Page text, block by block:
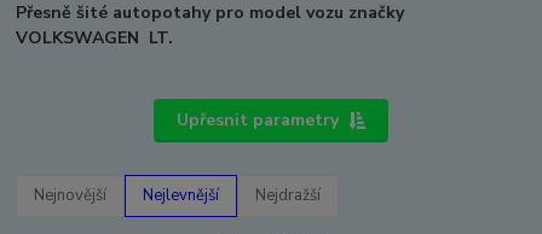
Přesně šité autopotahy pro model vozu značky
VOLKSWAGEN LT.
Upřesnit parametry
Nejnovější Nejlevnější Nejdražší